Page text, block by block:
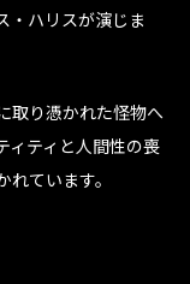
・ハリスが演じま
取り憑かれた怪物へ
ィティと人間性の喪
ています。